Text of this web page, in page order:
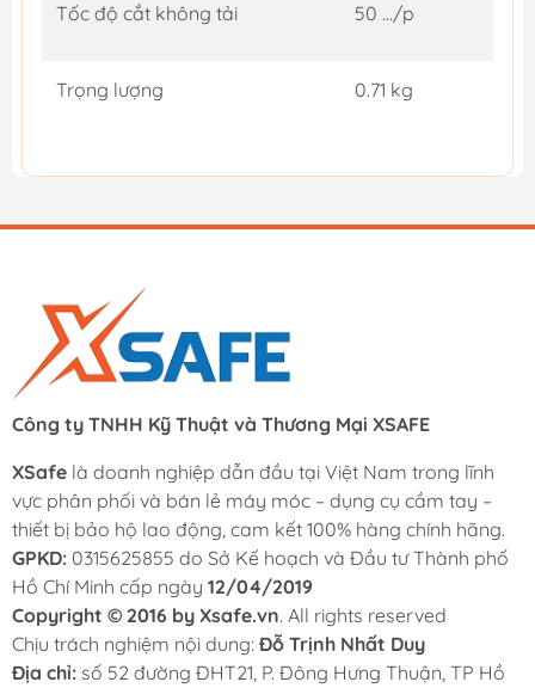
Tốc độ cắt không tải 50 …/p
Trọng lượng 0.71 kg
Công ty TNHH Kỹ Thuật và Thương Mại XSAFE
XSafe là doanh nghiệp dẫn đầu tại Việt Nam trong lĩnh
vực phân phối và bán lẻ máy móc – dụng cụ cầm tay –
thiết bị bảo hộ lao động, cam kết 100% hàng chính hãng.
GPKD: 0315625855 do Sở Kế hoạch và Đầu tư Thành phố
Hồ Chí Minh cấp ngày 12/04/2019
Copyright © 2016 by Xsafe.vn. All rights reserved
Chịu trách nghiệm nội dung: Đỗ Trịnh Nhất Duy
Địa chỉ: số 52 đường ĐHT21, P. Đông Hưng Thuận, TP Hồ